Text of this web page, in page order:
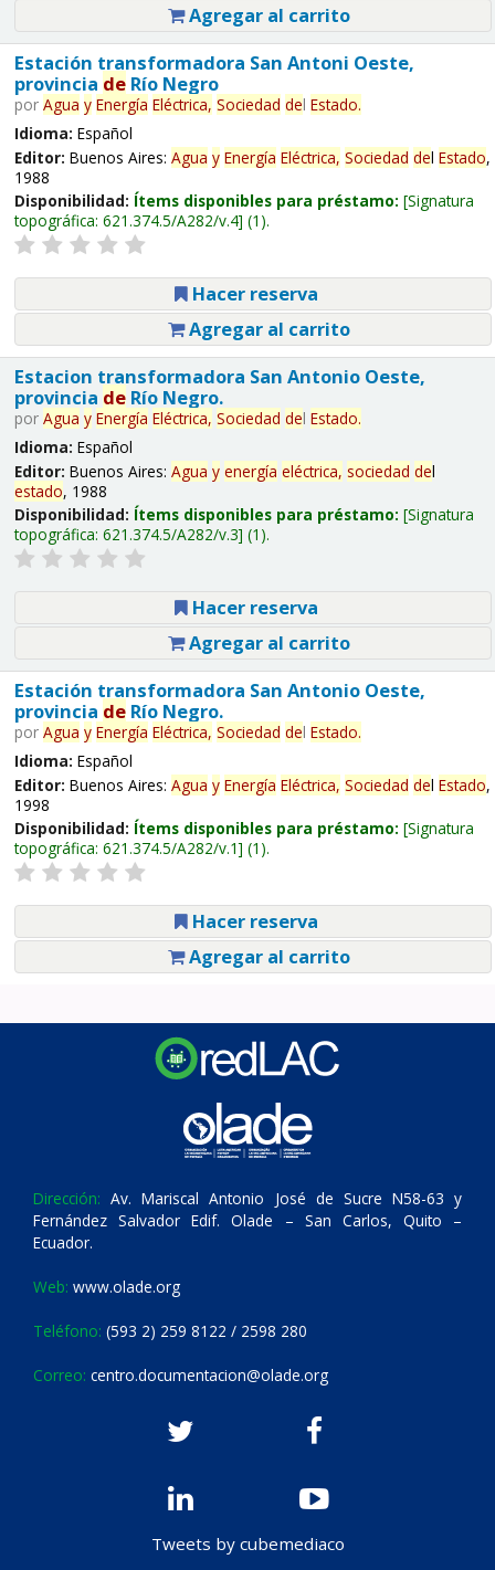
Agregar al carrito
Estación transformadora San Antoni Oeste,
provincia deRío Negro
por Agua y Energía Eléctrica, Sociedad del Estado.
Idioma: Español
Editor: Buenos Aires: Agua y Energía Eléctrica, Sociedad del Estado,
1988
Disponibilidad: Ítems disponibles para préstamo: Signatura
topográfica: 621.374.5/A282/v.4 (1).
Hacer reserva
Agregar al carrito
Estacion transformadora San Antonio Oeste,
provincia deRío Negro.
por Agua y Energía Eléctrica, Sociedad del Estado.
Idioma: Español
Editor: Buenos Aires: Agua y energía eléctrica, sociedad del
estado, 1988
Disponibilidad: Ítems disponibles para préstamo: Signatura
topográfica: 621.374.5/A282/v.3 (1).
Hacer reserva
Agregar al carrito
Estación transformadora San Antonio Oeste,
provincia deRío Negro.
por Agua y Energía Eléctrica, Sociedad del Estado.
Idioma: Español
Editor: Buenos Aires: Agua y Energía Eléctrica, Sociedad del Estado,
1998
Disponibilidad: Ítems disponibles para préstamo: Signatura
topográfica: 621.374.5/A282/v.1 (1).
Hacer reserva
Agregar al carrito
Dirección: Av. Mariscal Antonio José de Sucre N58-63 y
Fernández Salvador Edif. Olade – San Carlos, Quito –
Ecuador.
Web: www.olade.org
Teléfono: (593 2) 259 8122 / 2598 280
Correo: centro.documentacion@olade.org
Tweets by cubemediaco